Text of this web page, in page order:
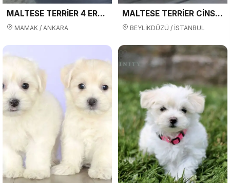
MALTESE TERRİER 4 ERKEK 2 DİŞİ YAVRULARI
MAMAK / ANKARA
MALTESE TERRİER CİNSİ YAVRULAR EV ÜRETİMİ
BEYLİKDÜZÜ / İSTANBUL